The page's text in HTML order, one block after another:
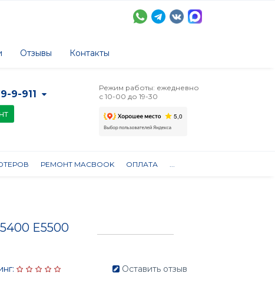
Отзывы Контакты
9-911
Режим работы: ежедневно
с 10-00 до 19-30
РЕМОНТ MACBOOK ОПЛАТА ...
E5500
Оставить отзыв